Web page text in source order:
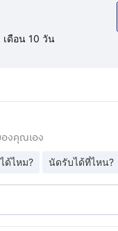
เดือน 10 วัน
งคุณเอง
ด้ไหม? นัดรับได้ที่ไหน?